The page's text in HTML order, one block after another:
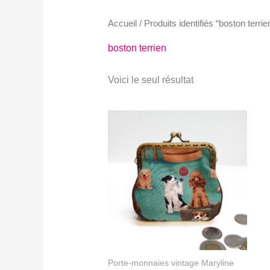
Accueil / Produits identifiés “boston
boston terrien
Voici le seul résultat
Porte-monnaies vintage Maryline